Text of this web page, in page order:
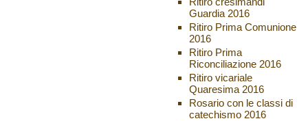
Guardia 2016
Ritiro Prima Comunione
2016
Ritiro Prima
Riconciliazione 2016
Ritiro vicariale
Quaresima 2016
Rosario con le classi di
catechismo 2016